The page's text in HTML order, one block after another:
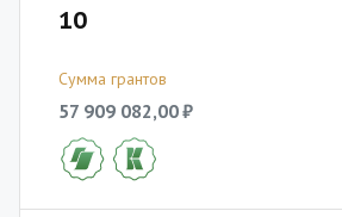
10
Сумма грантов
57 909 082,00 ₽